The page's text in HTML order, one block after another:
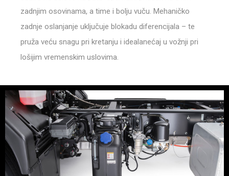
zadnjim osovinama, a time i bolju vuču. Mehaničko
zadnje oslanjanje uključuje blokadu diferencijala – te
pruža veću snagu pri kretanju i idealanećaj u vožnji pri
lošijim vremenskim uslovima.